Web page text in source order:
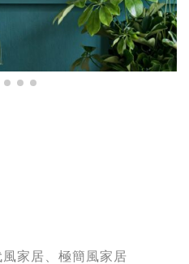
家居、極簡風家居